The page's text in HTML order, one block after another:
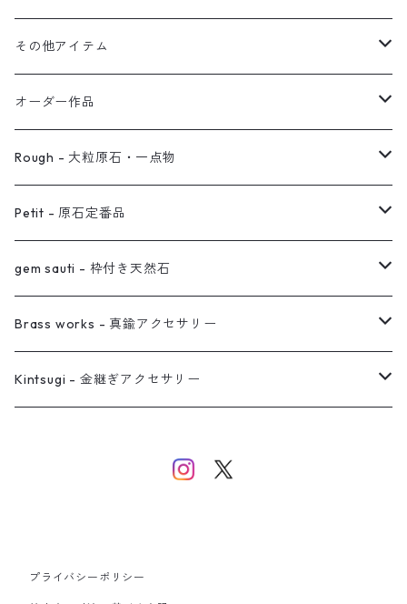
イヤーカフ
2連イヤーカフ
イヤリング対応
ノンホールピアス
オーダー用ページ
真鍮イヤーカフ
ブレスレット
バングル
その他アイテム
ブローチ
ヘアアクセサリー
オーダー作品
リング
ネックレス
ピアス
イヤーカフ
バングル
Rough - 大粒原石・一点物
ピアス
リング
ネックレス
イヤーカフ
Petit - 原石定番品
ピアス
リング
ネックレス
gem sauti - 枠付き天然石
ピアス
ネックレス
Brass works - 真鍮アクセサリー
リング
バングル
Kintsugi - 金継ぎアクセサリー
プライバシーポリシー